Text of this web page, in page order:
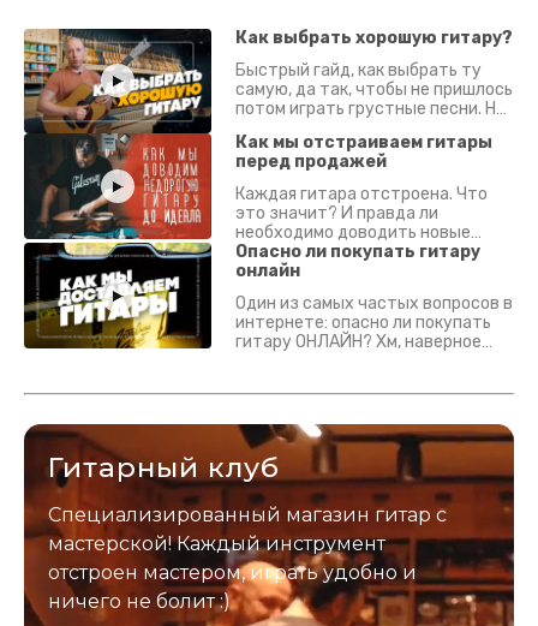
Как выбрать хорошую гитару?
Быстрый гайд, как выбрать ту
самую, да так, чтобы не пришлось
потом играть грустные песни. На
Как мы отстраиваем гитары
перед продажей
Каждая гитара отстроена. Что
это значит? И правда ли
необходимо доводить новые
гитары? Если кратко - да.
Подробно - в видео :)
Опасно ли покупать гитару
онлайн
Один из самых частых вопросов в
интернете: опасно ли покупать
гитару ОНЛАЙН? Хм, наверное
застрахован. Случись что -
Гитарный клуб
Специализированный магазин гитар с
мастерской! Каждый инструмент
отстроен мастером, играть удобно и
ничего не болит :)